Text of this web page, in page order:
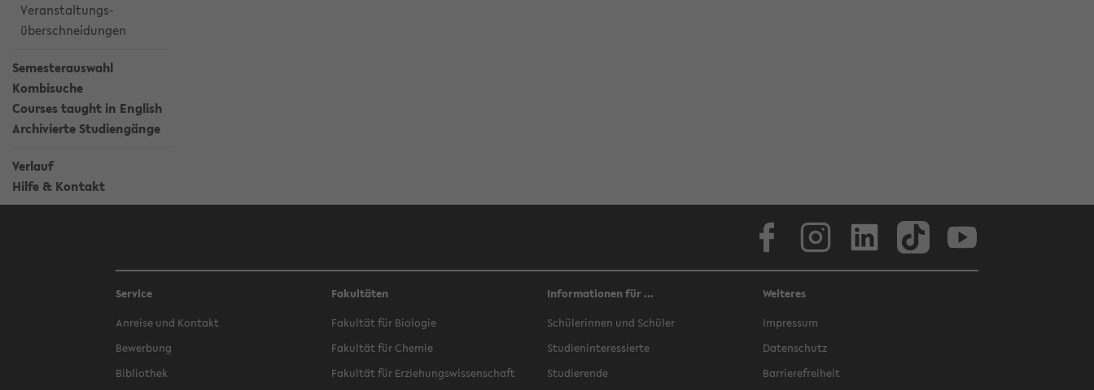
Veranstaltungs-
überschneidungen
Semesterauswahl
Kombisuche
Courses taught in English
Archivierte Studiengänge
Verlauf
Hilfe & Kontakt
Service
Anreise und Kontakt
Bewerbung
Bibliothek
Fakultäten
Fakultät für Biologie
Fakultät für Chemie
Fakultät für Erziehungswissenschaft
Informationen für ...
Schülerinnen und Schüler
Studieninteressierte
Studierende
Weiteres
Impressum
Datenschutz
Barrierefreiheit